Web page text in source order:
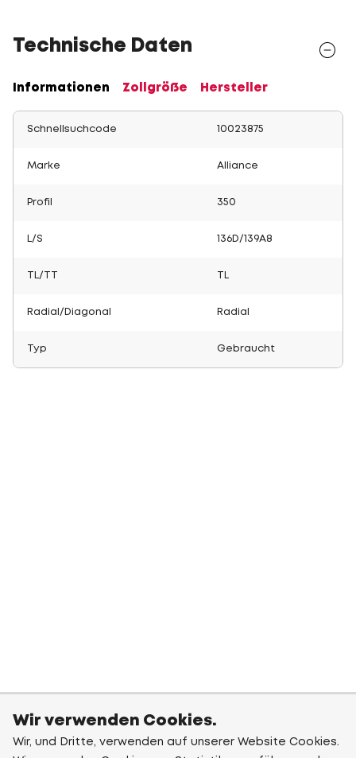
Technische Daten
Informationen Zollgröße Hersteller
Schnellsuchcode 10023875
Marke Alliance
Profil 350
L/S 136D/139A8
TL/TT
Radial/Diagonal Radial
Typ Gebraucht
Wir verwenden Cookies.
Wir, und Dritte, verwenden auf unserer Website Cookies.